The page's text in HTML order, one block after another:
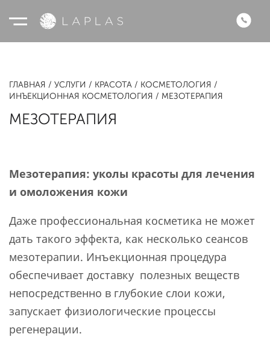
ГЛАВНАЯ УСЛУГИ КРАСОТА
КОСМЕТОЛОГИЯ
ИНЪЕКЦИОННАЯ КОСМЕТОЛОГИЯ
МЕЗОТЕРАПИЯ
МЕЗОТЕРАПИЯ
Мезотерапия: уколы красоты для лечения
и омоложения кожи
Даже профессиональная косметика не может
дать такого эффекта, как несколько сеансов
мезотерапии. Инъекционная процедура
обеспечивает доставку полезных веществ
непосредственно в глубокие слои кожи,
запускает физиологические процессы
регенерации.